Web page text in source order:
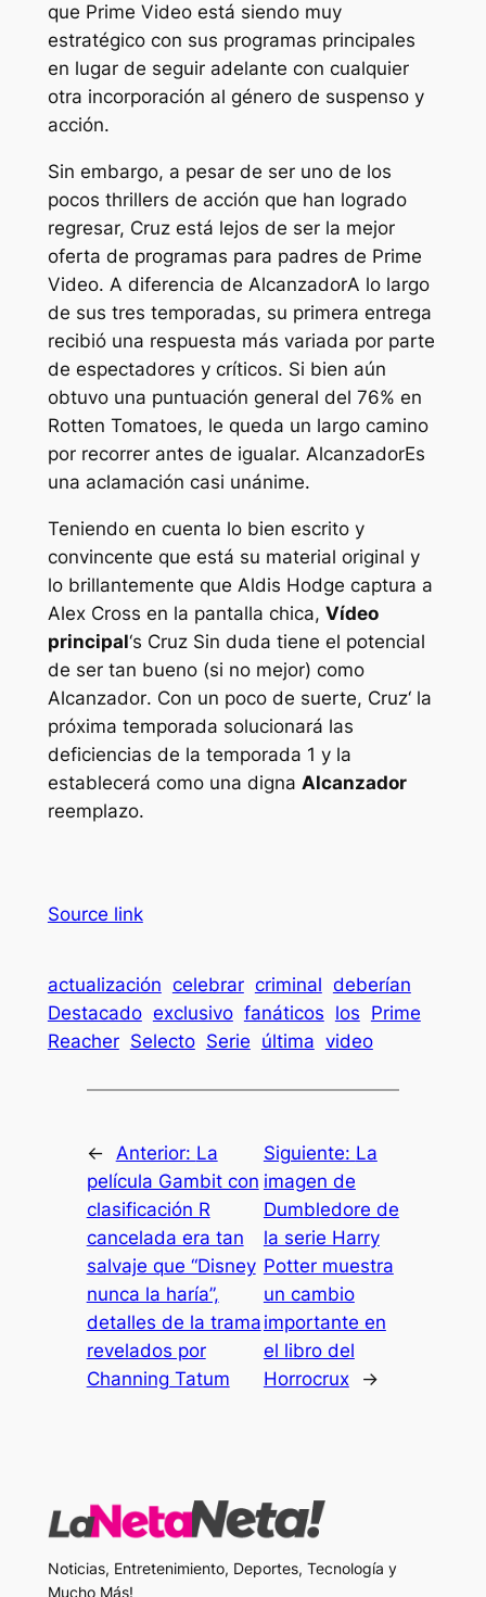
que Prime Video está siendo muy
estratégico con sus programas principales
en lugar de seguir adelante con cualquier
otra incorporación al género de suspenso y
acción.
Sin embargo, a pesar de ser uno de los
pocos thrillers de acción que han logrado
regresar, Cruzestá lejos de ser la mejor
oferta de programas para padres de Prime
Video. A diferencia de AlcanzadorA lo largo
de sus tres temporadas, su primera entrega
recibió una respuesta más variada por parte
de espectadores y críticos. Si bien aún
obtuvo una puntuación general del 76% en
Rotten Tomatoes, le queda un largo camino
por recorrer antes de igualar. AlcanzadorEs
una aclamación casi unánime.
Teniendo en cuenta lo bien escrito y
convincente que está su material original y
lo brillantemente que Aldis Hodge captura a
Alex Cross en la pantalla chica, Vídeo
principal‘s CruzSin duda tiene el potencial
de ser tan bueno (si no mejor) como
Alcanzador. Con un poco de suerte, Cruz‘ la
próxima temporada solucionará las
deficiencias de la temporada 1 y la
establecerá como una digna Alcanzador
reemplazo.
Source link
actualización celebrar criminal deberían
Destacado exclusivo fanáticos los Prime
Reacher Selecto Serie última video
← Anterior: La
película Gambit con
clasificación R
cancelada era tan
salvaje que “Disney
nunca la haría”,
detalles de la trama
revelados por
Channing Tatum
Siguiente: La
imagen de
Dumbledore de
la serie Harry
Potter muestra
un cambio
importante en
el libro del
Horrocrux
→
Noticias, Entretenimiento, Deportes, Tecnología y
Mucho Más!